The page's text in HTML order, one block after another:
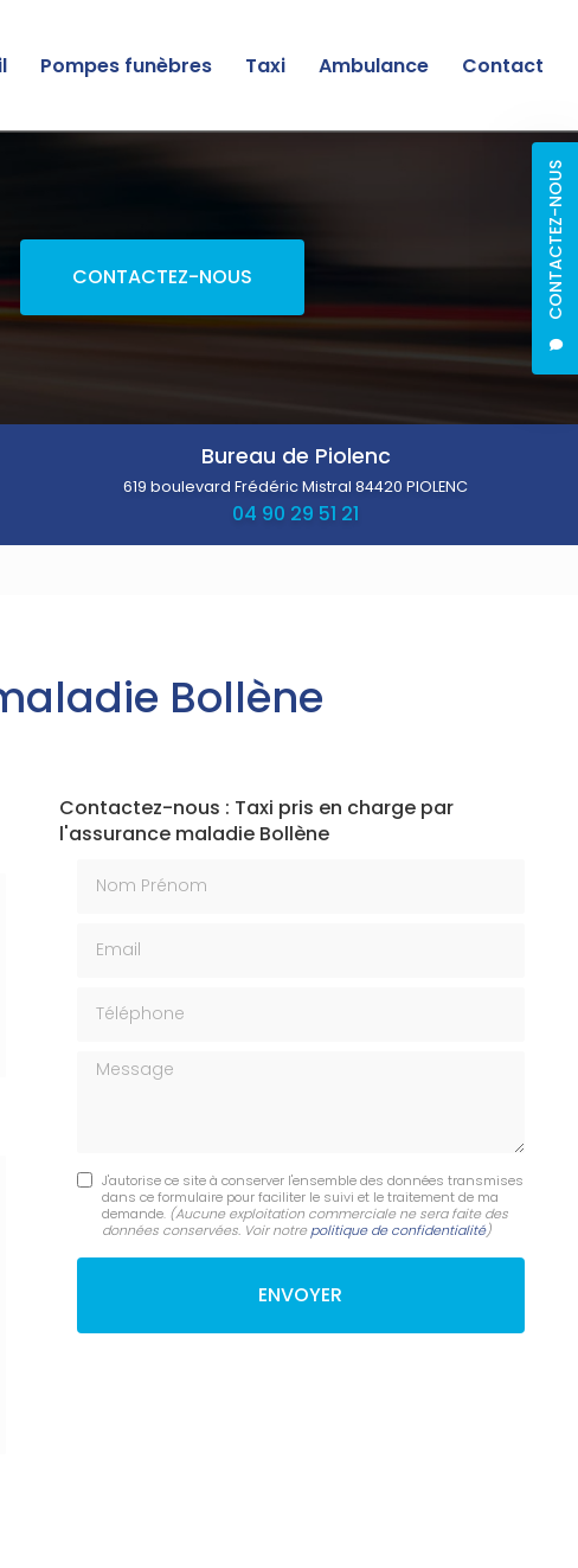
CONTACTEZ-NOUS
Pompes funèbres Taxi Ambulance Contact
CONTACTEZ-NOUS
Bureau de Piolenc
619 boulevard Frédéric Mistral84420 PIOLENC
04 90 29 51 21
Bollène
Contactez-nous : Taxi pris en charge par
l'assurance maladie Bollène
Message
J'autorise ce site à conserver l'ensemble des données transmises
dans ce formulaire pour faciliter le suivi et le traitement de ma
demande. (Aucune exploitation commerciale ne sera faite des
données conservées. Voir notre politique de confidentialité)